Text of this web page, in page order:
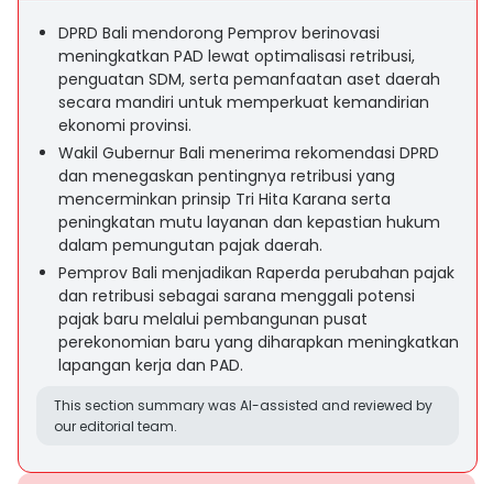
DPRD Bali mendorong Pemprov berinovasi
meningkatkan PAD lewat optimalisasi retribusi,
penguatan SDM, serta pemanfaatan aset daerah
secara mandiri untuk memperkuat kemandirian
ekonomi provinsi.
Wakil Gubernur Bali menerima rekomendasi DPRD
dan menegaskan pentingnya retribusi yang
mencerminkan prinsip Tri Hita Karana serta
peningkatan mutu layanan dan kepastian hukum
dalam pemungutan pajak daerah.
Pemprov Bali menjadikan Raperda perubahan pajak
dan retribusi sebagai sarana menggali potensi
pajak baru melalui pembangunan pusat
perekonomian baru yang diharapkan meningkatkan
lapangan kerja dan PAD.
This section summary was AI-assisted and reviewed by
our editorial team.